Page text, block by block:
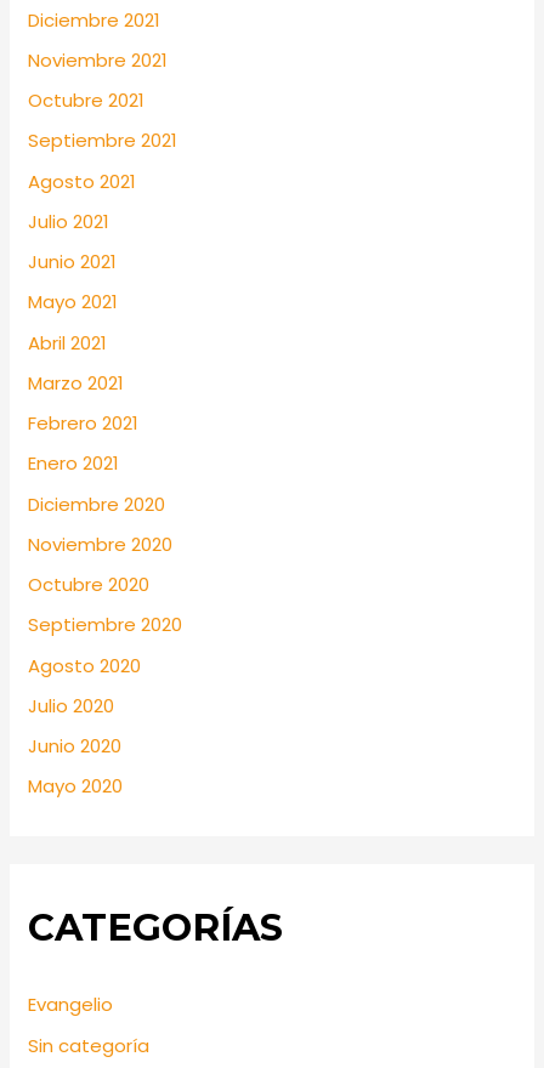
Diciembre 2021
Noviembre 2021
Octubre 2021
Septiembre 2021
Agosto 2021
Julio 2021
Junio 2021
Mayo 2021
Abril 2021
Marzo 2021
Febrero 2021
Enero 2021
Diciembre 2020
Noviembre 2020
Octubre 2020
Septiembre 2020
Agosto 2020
Julio 2020
Junio 2020
Mayo 2020
CATEGORÍAS
Evangelio
Sin categoría